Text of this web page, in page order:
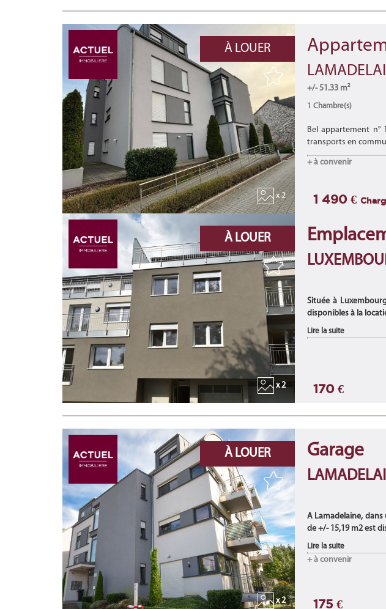
À LOUER
x 2
+/- 51.33 m²
1 Chambre(s)
Bel appartement n°
transports en
+ à convenir
1 490 €
À LOUER
x 2
Située à
disponibles à la
Disponibilité : de suite
Lo ...
Lire la suite
170 €
À LOUER
x 2
Garage
A Lamadelaine,
de +/- 15,19 m2 est
Disponibilité : à ...
Lire la suite
+ à convenir
175 €